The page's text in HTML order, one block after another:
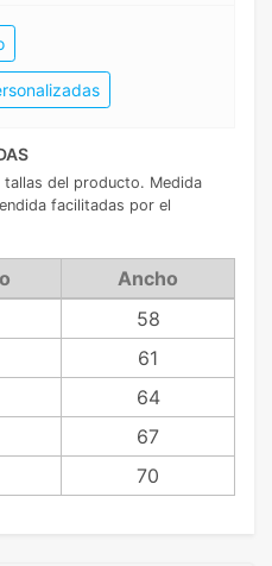
del producto. Medida
facilitadas por el
Ancho
58
61
64
67
70